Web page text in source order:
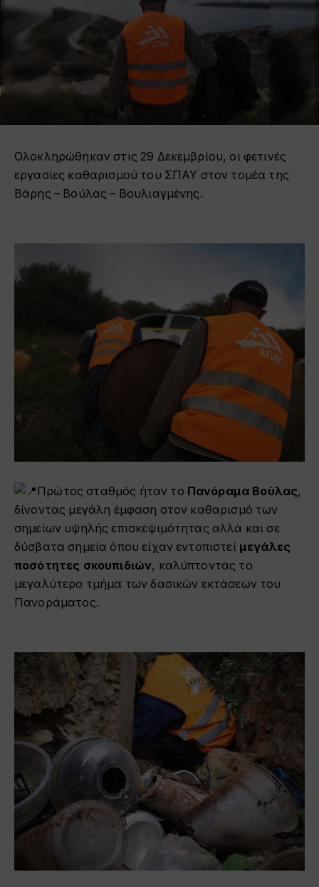
Ολοκληρώθηκαν στις 29 Δεκεμβρίου, οι φετινές
εργασίες καθαρισμού του ΣΠΑΥ στον τομέα της
Βάρης – Βούλας – Βουλιαγμένης.
Πρώτος σταθμός ήταν το Πανόραμα Βούλας,
δίνοντας μεγάλη έμφαση στον καθαρισμό των
σημείων υψηλής επισκεψιμότητας αλλά και σε
δύσβατα σημεία όπου είχαν εντοπιστεί μεγάλες
ποσότητες σκουπιδιών, καλύπτοντας το
μεγαλύτερο τμήμα των δασικών εκτάσεων του
Πανοράματος.